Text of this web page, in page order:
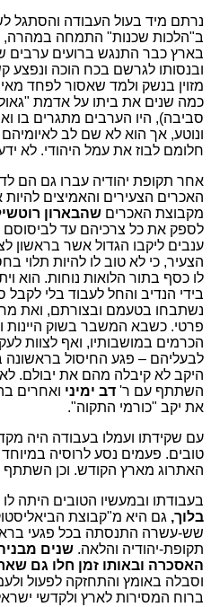
נרתם מיד בעול העבודה והסתגל
ב"הלכות שכנות" התמחה במהרה,
בארץ כבר התנגש ברועים ערבים
ובנסותו לגרשם בכח הוכה
מזוין בנשק ולמד שאסור לפחד
כמה שנים את ביתו על אדמת
סביבה), היו הערבים מתגרים בו
ונוטע, אך הוא לא שם לב
חלומם לבוז את עמל היהודי. לא
אחר תקופת יהודיה עברו גם הם
האכרים הצעירים והאמיצים
מקבוצת האכרים שהבארון
לספק את כל צרכיהם עד לביסוסם
ענבים ליקבו הגדול אשר בראשון
הצעיר, כי לא טוב לו להיות תלוי
לו כסף בתור הלואות נוחות. הוא
בידי הנדיב והחל לעבוד בלי לקבל
נשתבחו בטעמם ובצורתם, ואת
פרטי. כשבא המשבר בשוק
הכרמים במושבותיו, ואף לצוות
לבעליהם – פגע החיסול
היקב לא קיבלה מהם את יבולם. לא
השתתף עם ר' דב ימיני ואחרים
את יקב "כורמי התקוה".
עם שקידתו ועמלו בעבודה היה
טובים. פעמים נסע לרוסיה
האתרוג מארץ הקודש. וכן
בעבודתו ובמעשיו הטובים היתה
בלוך, גם היא מ"קבוצת
שש-עשרה התנסתה בכל פגעי
תקופת-יהודיה והלאה. שנים
האסכרה ובאותו זמן חלו גם
וסבלה באומץ והתחזקה לפעול
ברוח המסירות לארץ ולקדשי